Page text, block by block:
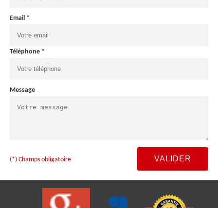
Email *
Téléphone *
Message
(*) Champs obligatoire